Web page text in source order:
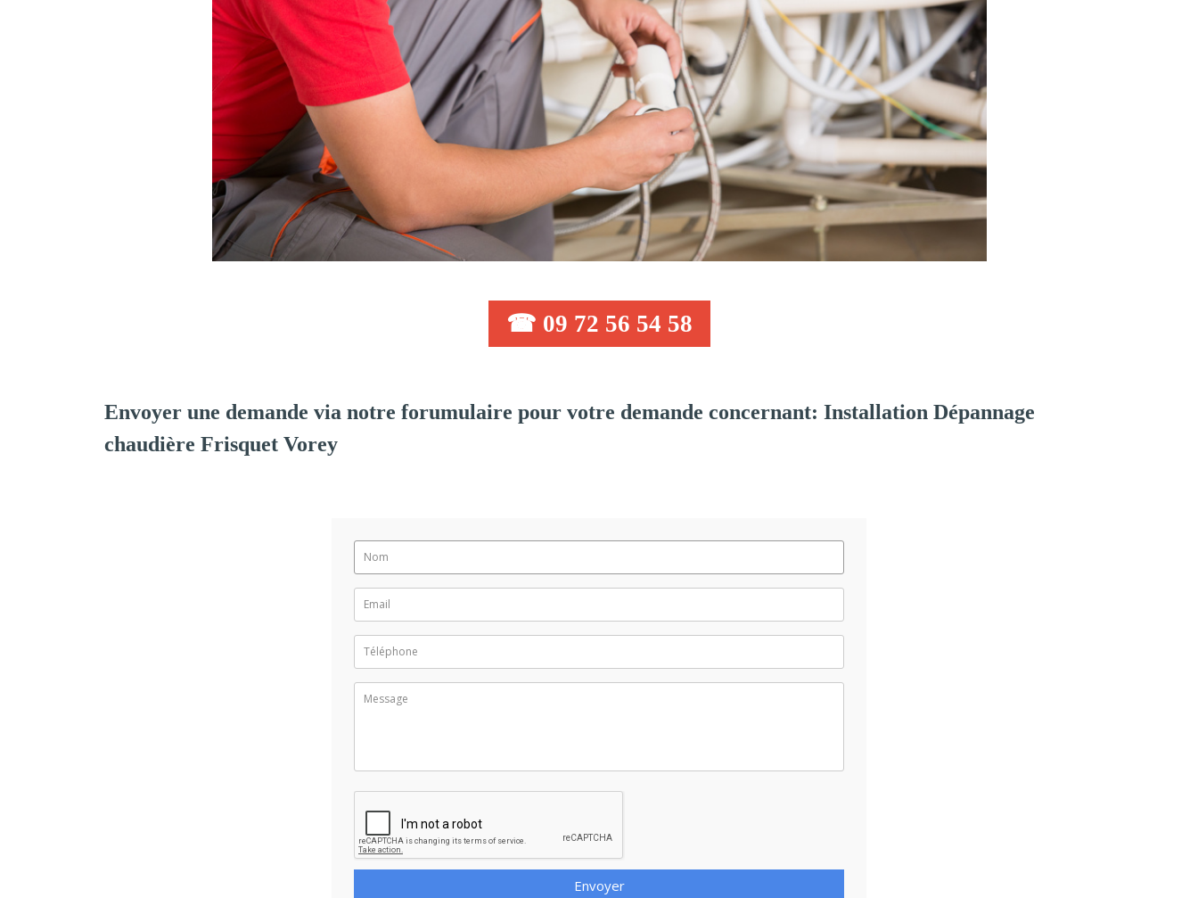
☎ 09 72 56 54 58
Envoyer une demande via notre forumulaire pour votre demande concernant: Installation Dépannage
chaudière Frisquet Vorey
Envoyer